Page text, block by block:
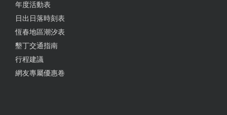
年度活動表
日出日落時刻表
恆春地區潮汐表
墾丁交通指南
行程建議
網友專屬優惠卷